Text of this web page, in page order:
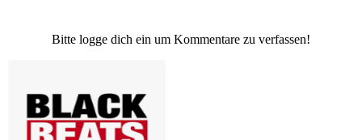
Bitte logge dich ein um Kommentare zu verfassen!